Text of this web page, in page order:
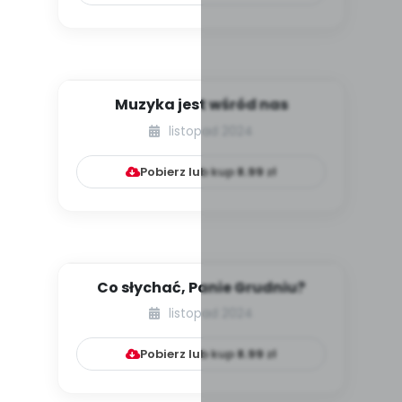
Muzyka jest wśród nas
listopad 2024
Pobierz lub kup8.99zł
Co słychać, Panie Grudniu?
listopad 2024
Pobierz lub kup8.99 zł